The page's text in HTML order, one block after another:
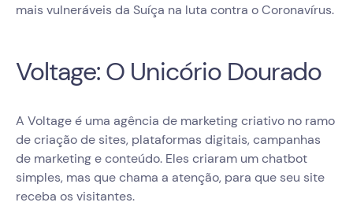
mais vulneráveis da Suíça na luta contra o Coronavírus.
Voltage: O Unicório Dourado
A Voltage é uma agência de marketing criativo no ramo
de criação de sites, plataformas digitais, campanhas
de marketing e conteúdo. Eles criaram um chatbot
simples, mas que chama a atenção, para que seu site
receba os visitantes.